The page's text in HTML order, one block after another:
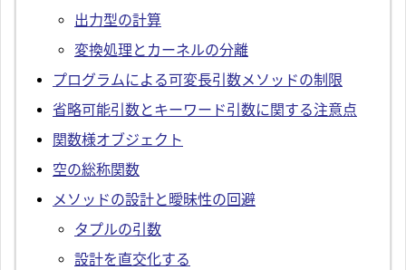
出力型の計算
変換処理とカーネルの分離
プログラムによる可変長引数メソッドの制限
省略可能引数とキーワード引数に関する注意点
関数様オブジェクト
空の総称関数
メソッドの設計と曖昧性の回避
タプルの引数
設計を直交化する